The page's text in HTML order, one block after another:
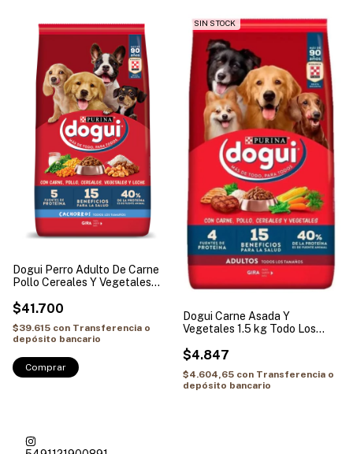
Dogui Perro Adulto De Carne
Pollo Cereales Y Vegetales
$41.700
$39.615 con Transferencia o
depósito bancario
Comprar
SIN STOCK
Dogui Carne Asada Y
Vegetales 1.5 kg Todo Los
$4.847
$4.604,65 con Transferencia o
depósito bancario